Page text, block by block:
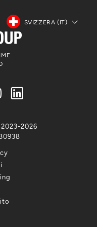
SVIZZERA (IT)
2026